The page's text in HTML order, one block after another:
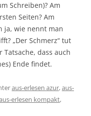
Schreiben)? Am
Seiten? Am
ja, wie nennt man
„Der Schmerz“ tut
dass auch
Ende findet.
aus-erlesen azur,aus-
erlesen kompakt,